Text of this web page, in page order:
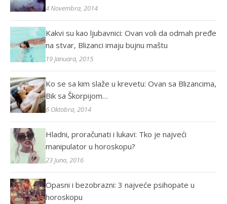
4 Novembra, 2014
Kakvi su kao ljubavnici: Ovan voli da odmah pređe
na stvar, Blizanci imaju bujnu maštu
19 Januara, 2015
Ko se sa kim slaže u krevetu: Ovan sa Blizancima,
Bik sa Škorpijom…
6 Oktobra, 2014
Hladni, proračunati i lukavi: Tko je najveći
manipulator u horoskopu?
23 Juna, 2016
Opasni i bezobrazni: 3 najveće psihopate u
horoskopu